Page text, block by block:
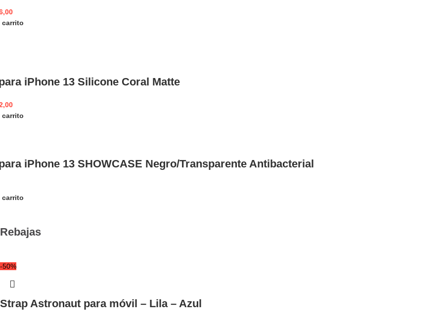
carrito
iPhone 13 Silicone Coral Matte
carrito
iPhone 13 SHOWCASE Negro/Transparente Antibacterial
carrito
Rebajas
-50%
Strap Astronaut para móvil – Lila – Azul